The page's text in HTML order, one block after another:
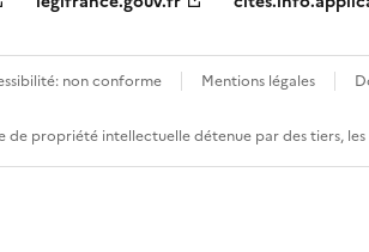
non conforme Mentions légales
de propriété intellectuelle détenue par des tiers,